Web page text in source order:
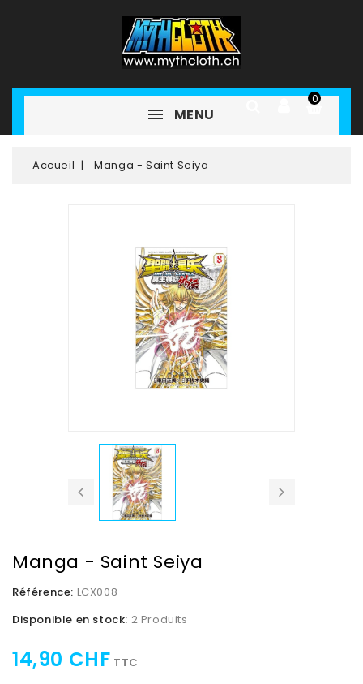
0
MENU
Accueil Manga - Saint Seiya
Manga - Saint Seiya
Référence: LCX008
Disponible en stock: 2 Produits
14,90 CHF TTC